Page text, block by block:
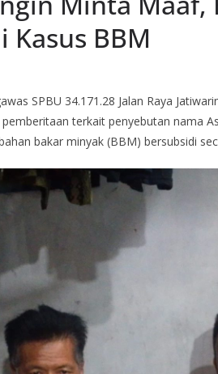
Kasus BBM
SPBU 34.171.28 Jalan Raya
terkait penyebutan nama
bakar minyak (BBM) bersubsidi